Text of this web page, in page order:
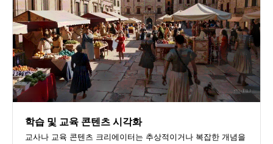
학습 및 교육 콘텐츠 시각화
교사나 교육 콘텐츠 크리에이터는 추상적이거나 복잡한 개념을